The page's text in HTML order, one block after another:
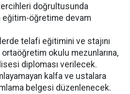
doğrultusunda
eğitim-öğretime devam
telafi eğitimini ve stajını
ortaöğretim okulu mezunlarına,
diploması verilecek.
kalfa ve ustalara
belgesi düzenlenecek.